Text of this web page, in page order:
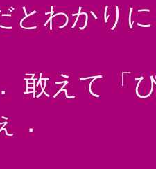
とわかり
敢えて「
．